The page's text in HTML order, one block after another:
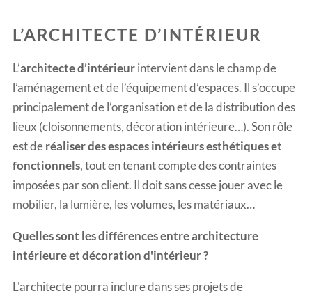
L’ARCHITECTE D’INTÉRIEUR
L’architecte d’intérieur intervient dans le champ de
l’aménagement et de l’équipement d’espaces. Il s’occupe
principalement de l’organisation et de la distribution des
lieux (cloisonnements, décoration intérieure…). Son rôle
est de réaliser des espaces intérieurs esthétiques et
fonctionnels, tout en tenant compte des contraintes
imposées par son client. Il doit sans cesse jouer avec le
mobilier, la lumière, les volumes, les matériaux…
Quelles sont les différences entre architecture
intérieure et décoration d'intérieur ?
L'architecte pourra inclure dans ses projets de